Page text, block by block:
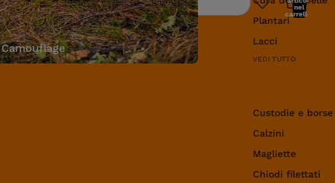
Camouflage
Plantari
Lacci
VEDI TUTTO
Custodie e
Calzini
Magliette
Chiodi filettati
Ricerca
nel
carrello: